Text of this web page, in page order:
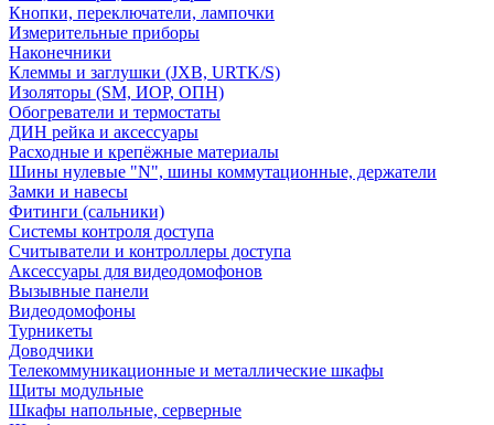
Кнопки, переключатели, лампочки
Измерительные приборы
Наконечники
Клеммы и заглушки (JXB, URTK/S)
Изоляторы (SM, ИОР, ОПН)
Обогреватели и термостаты
ДИН рейка и аксессуары
Расходные и крепёжные материалы
Шины нулевые "N", шины коммутационные, держатели
Замки и навесы
Фитинги (сальники)
Системы контроля доступа
Считыватели и контроллеры доступа
Аксессуары для видеодомофонов
Вызывные панели
Видеодомофоны
Турникеты
Доводчики
Телекоммуникационные и металлические шкафы
Щиты модульные
Шкафы напольные, серверные